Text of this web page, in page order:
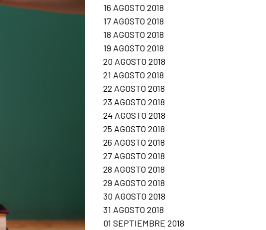
16 AGOSTO 2018
17 AGOSTO 2018
18 AGOSTO 2018
19 AGOSTO 2018
20 AGOSTO 2018
21 AGOSTO 2018
22 AGOSTO 2018
23 AGOSTO 2018
24 AGOSTO 2018
25 AGOSTO 2018
26 AGOSTO 2018
27 AGOSTO 2018
28 AGOSTO 2018
29 AGOSTO 2018
30 AGOSTO 2018
31 AGOSTO 2018
01 SEPTIEMBRE 2018